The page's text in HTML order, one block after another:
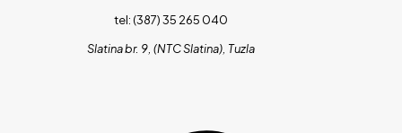
tel: (387) 35 265 040
Slatina br. 9, (NTC Slatina), Tuzla